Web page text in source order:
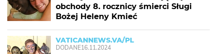
obchody 8. rocznicy śmierci Sługi
Bożej Heleny Kmieć
VATICANNEWS.VA/PL
DODANE16.11.2024